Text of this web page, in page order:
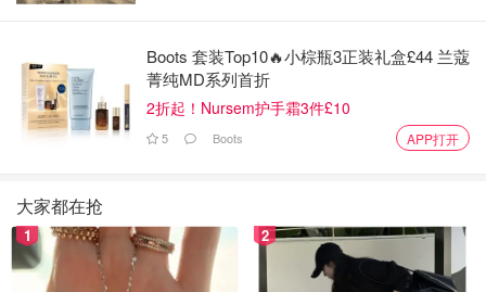
Boots 套装Top10🔥小棕瓶3正装礼盒£44 兰蔻
菁纯MD系列首折
2折起！Nursem护手霜3件£10
5 Boots APP打开
大家都在抢
1 2